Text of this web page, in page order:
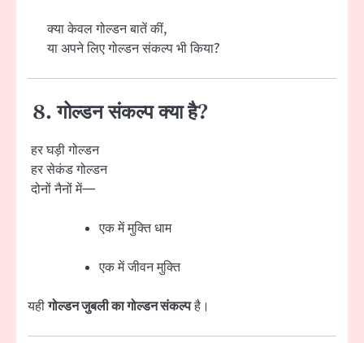
क्या केवल गोल्डन बातें कीं,
या अपने लिए गोल्डन संकल्प भी किया?
8. गोल्डन संकल्प क्या है?
हर घड़ी गोल्डन
हर सेकंड गोल्डन
दोनों नैनों में—
एक में मुक्ति धाम
एक में जीवन मुक्ति
यहीगोल्डन जुबली का गोल्डन संकल्पहै।